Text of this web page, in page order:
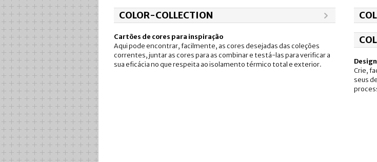
COLOR-COLLECTION
Cartões de cores para inspiração
Aqui pode encontrar, facilmente, as cores desejadas das coleções
correntes, juntar as cores para as combinar e testá-las para verificar a
sua eficácia no que respeita ao isolamento térmico total e exterior.
Crie,
seus